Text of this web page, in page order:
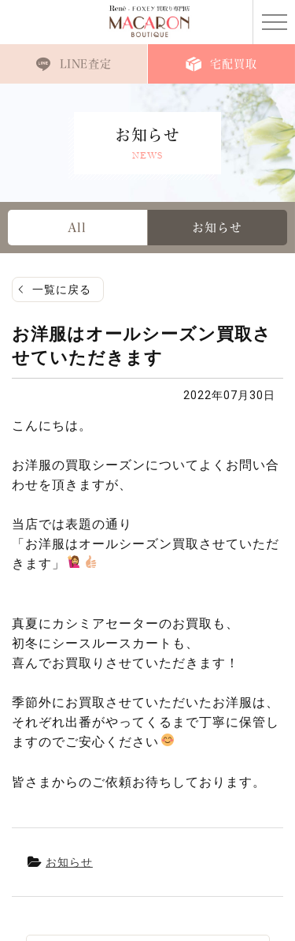
LINE査定 宅配買取
NEWS
お知らせ
All お知らせ
一覧に戻る
お洋服はオールシーズン買取さ
せていただきます
2022年07月30日
こんにちは。
お洋服の買取シーズンについてよくお問い合
わせを頂きますが、
当店では表題の通り
「お洋服はオールシーズン買取させていただ
きます」
真夏にカシミアセーターのお買取も、
初冬にシースルースカートも、
喜んでお買取りさせていただきます！
季節外にお買取させていただいたお洋服は、
それぞれ出番がやってくるまで丁寧に保管し
ますのでご安心ください
皆さまからのご依頼お待ちしております。
お知らせ